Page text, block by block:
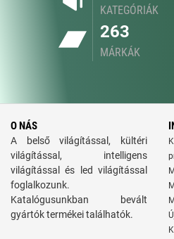
KATEGÓRIÁK
263
MÁRKÁK
O NÁS
A belső világítással, kültéri
világítással, intelligens
világítással és led világítással
foglalkozunk.
Katalógusunkban bevált
gyártók termékei találhatók.